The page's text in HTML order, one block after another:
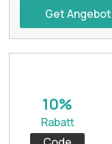
Get Angebot
10%
Rabatt